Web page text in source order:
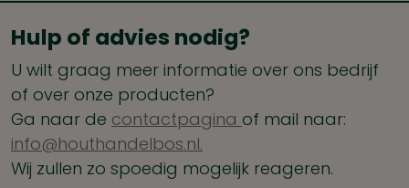
Hulp of advies nodig?
U wilt graag meer informatie over ons bedrijf
of over onze producten?
Ga naar de contactpagina of mail naar:
info@houthandelbos.nl.
Wij zullen zo spoedig mogelijk reageren.